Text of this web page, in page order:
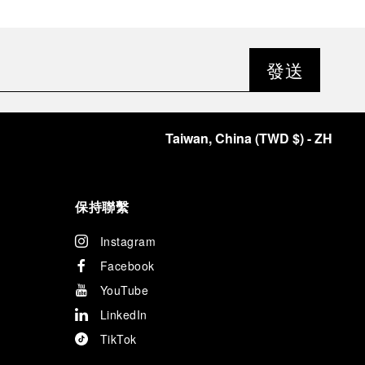
發送
Taiwan, China(TWD $)- ZH
保持聯繫
Instagram
Facebook
YouTube
LinkedIn
TikTok